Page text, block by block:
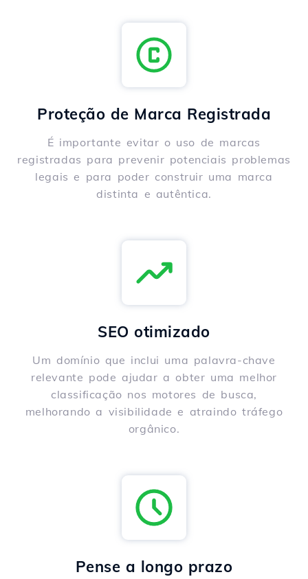
Proteção de Marca Registrada
É importante evitar o uso de marcas
registradas para prevenir potenciais problemas
legais e para poder construir uma marca
distinta e autêntica.
SEO otimizado
Um domínio que inclui uma palavra-chave
relevante pode ajudar a obter uma melhor
classificação nos motores de busca,
melhorando a visibilidade e atraindo tráfego
orgânico.
Pense a longo prazo